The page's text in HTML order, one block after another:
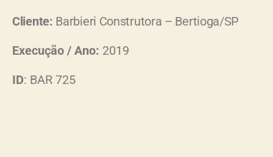
Cliente: Barbieri Construtora – Bertioga/SP
Execução / Ano: 2019
ID: BAR 725